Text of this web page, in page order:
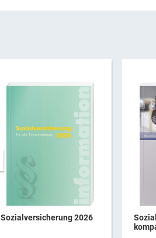
Sozialversicherung 2026